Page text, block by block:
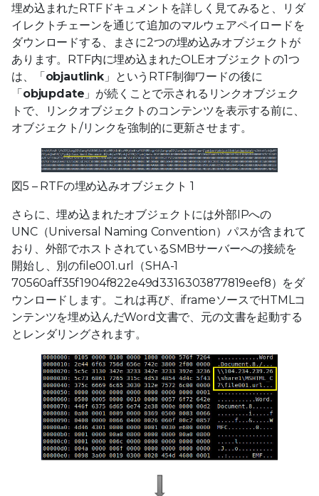
埋め込まれたRTFドキュメントを詳しく見てみると、リダ
イレクトチェーンを通じて追加のマルウェアペイロードを
ダウンロードする、まさに2つの埋め込みオブジェクトが
あります。RTF内に埋め込まれたOLEオブジェクトの1つ
は、「objautlink」というRTF制御ワードの後に
「objupdate 」が続くことで示されるリンクオブジェク
トで、リンクオブジェクトのコンテンツを表示する前に、
オブジェクト/リンクを強制的に更新させます。
図5 – RTFの埋め込みオブジェクト 1
さらに、埋め込まれたオブジェクトには外部IPへの
UNC（Universal Naming Convention）パスが含まれて
おり、外部でホストされているSMBサーバーへの接続を
開始し、別のfile001.url（SHA-1
70560aff35f1904f822e49d3316303877819eef8）をダ
ウンロードします。これは再び、iframeソースでHTMLコ
ンテンツを埋め込んだWord文書で、元の文書を起動する
とレンダリングされます。